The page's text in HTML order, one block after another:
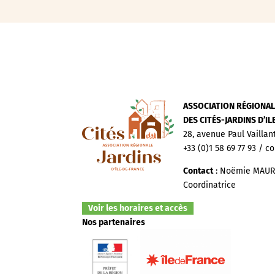
ASSOCIATION
DES CITÉS-JARDINS
28, avenue Paul
+33 (0)1 58 69 77 93 /
Contact: Noëmie
Coordinatrice
Voir les horaires et accès
Nos partenaires